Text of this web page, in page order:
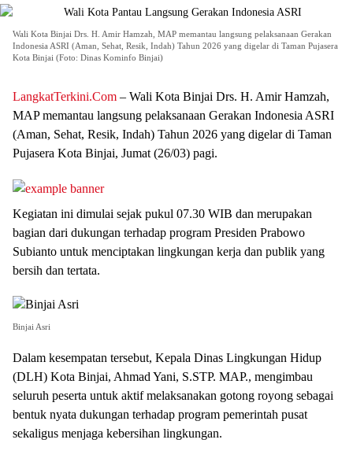
Wali Kota Binjai Drs. H. Amir Hamzah, MAP memantau langsung pelaksanaan Gerakan
Indonesia ASRI (Aman, Sehat, Resik, Indah) Tahun 2026 yang digelar di Taman Pujasera
Kota Binjai (Foto: Dinas Kominfo Binjai)
LangkatTerkini.Com – Wali Kota Binjai Drs. H. Amir Hamzah,
MAP memantau langsung pelaksanaan Gerakan Indonesia ASRI
(Aman, Sehat, Resik, Indah) Tahun 2026 yang digelar di Taman
Pujasera Kota Binjai, Jumat (26/03) pagi.
Kegiatan ini dimulai sejak pukul 07.30 WIB dan merupakan
bagian dari dukungan terhadap program Presiden Prabowo
Subianto untuk menciptakan lingkungan kerja dan publik yang
bersih dan tertata.
Binjai Asri
Dalam kesempatan tersebut, Kepala Dinas Lingkungan Hidup
(DLH) Kota Binjai, Ahmad Yani, S.STP. MAP., mengimbau
seluruh peserta untuk aktif melaksanakan gotong royong sebagai
bentuk nyata dukungan terhadap program pemerintah pusat
sekaligus menjaga kebersihan lingkungan.